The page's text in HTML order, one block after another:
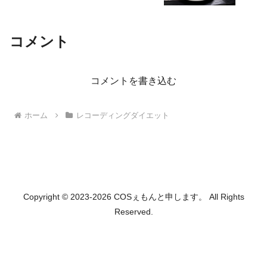
コメント
コメントを書き込む
ホーム レコーディングダイエット
Copyright © 2023-2026 COSぇもんと申します。 All Rights
Reserved.